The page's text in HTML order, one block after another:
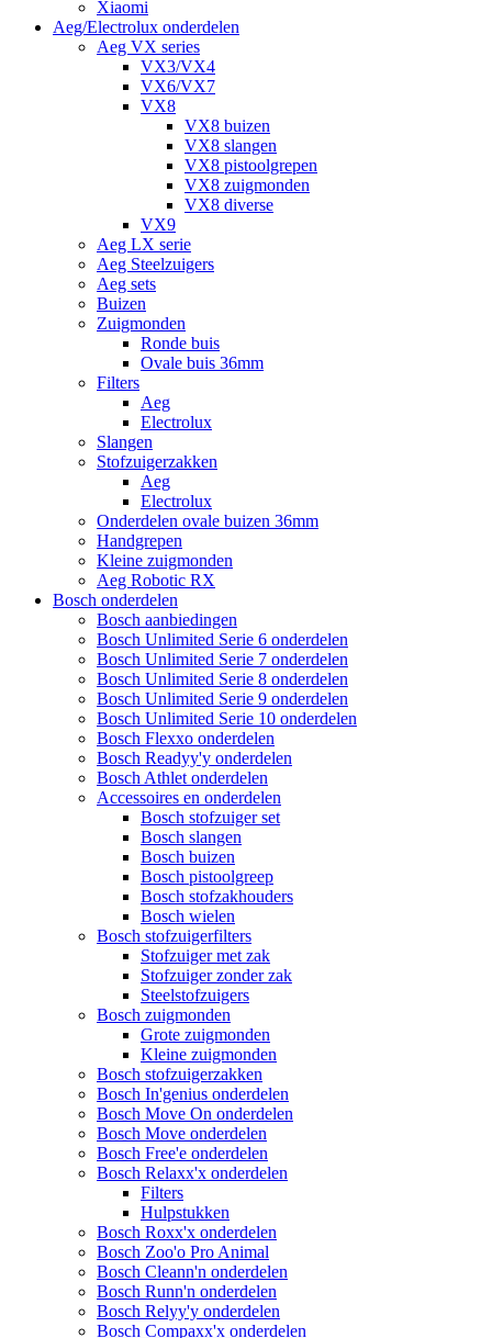
Xiaomi
Aeg/Electrolux onderdelen
Aeg VX series
VX3/VX4
VX6/VX7
VX8
VX8 buizen
VX8 slangen
VX8 pistoolgrepen
VX8 zuigmonden
VX8 diverse
VX9
Aeg LX serie
Aeg Steelzuigers
Aeg sets
Buizen
Zuigmonden
Ronde buis
Ovale buis 36mm
Filters
Aeg
Electrolux
Slangen
Stofzuigerzakken
Aeg
Electrolux
Onderdelen ovale buizen 36mm
Handgrepen
Kleine zuigmonden
Aeg Robotic RX
Bosch onderdelen
Bosch aanbiedingen
Bosch Unlimited Serie 6 onderdelen
Bosch Unlimited Serie 7 onderdelen
Bosch Unlimited Serie 8 onderdelen
Bosch Unlimited Serie 9 onderdelen
Bosch Unlimited Serie 10 onderdelen
Bosch Flexxo onderdelen
Bosch Readyy'y onderdelen
Bosch Athlet onderdelen
Accessoires en onderdelen
Bosch stofzuiger set
Bosch slangen
Bosch buizen
Bosch pistoolgreep
Bosch stofzakhouders
Bosch wielen
Bosch stofzuigerfilters
Stofzuiger met zak
Stofzuiger zonder zak
Steelstofzuigers
Bosch zuigmonden
Grote zuigmonden
Kleine zuigmonden
Bosch stofzuigerzakken
Bosch In'genius onderdelen
Bosch Move On onderdelen
Bosch Move onderdelen
Bosch Free'e onderdelen
Bosch Relaxx'x onderdelen
Filters
Hulpstukken
Bosch Roxx'x onderdelen
Bosch Zoo'o Pro Animal
Bosch Cleann'n onderdelen
Bosch Runn'n onderdelen
Bosch Relyy'y onderdelen
Bosch Compaxx'x onderdelen